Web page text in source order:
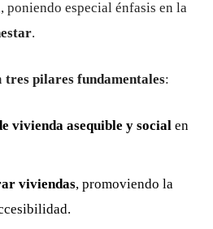
, poniendo especial énfasis en la
.
tres pilares fundamentales:
vivienda asequible y social en
viviendas, promoviendo la